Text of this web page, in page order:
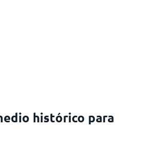
histórico para